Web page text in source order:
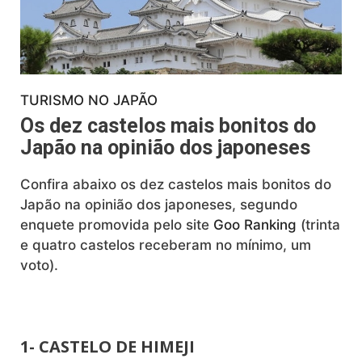
TURISMO NO JAPÃO
Os dez castelos mais bonitos do
Japão na opinião dos japoneses
Confira abaixo os dez castelos mais bonitos do
Japão na opinião dos japoneses, segundo
enquete promovida pelo site Goo Ranking (trinta
e quatro castelos receberam no mínimo, um
voto).
1- CASTELO DE HIMEJI